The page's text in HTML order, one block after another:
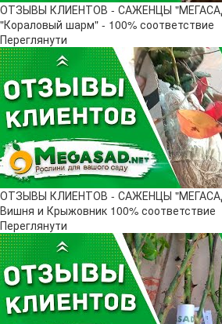
ОТЗЫВЫ КЛИЕНТОВ - САЖЕНЦЫ
"Кораловый шарм" - 100% соответствие
Переглянути
ОТЗЫВЫ КЛИЕНТОВ - САЖЕНЦЫ
Вишня и Крыжовник 100% соответствие
Переглянути